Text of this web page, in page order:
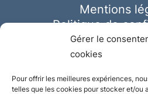
Gérer le
cookies
Pour offrir les meilleures expériences,
telles que les cookies pour stocker et/ou
Mentions
Politique de